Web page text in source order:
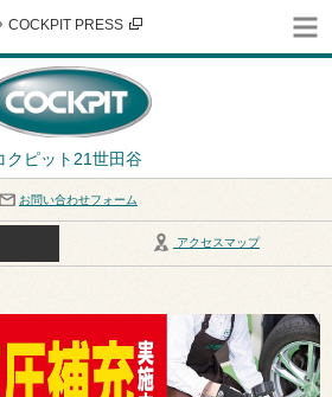
クピット21世田谷
COCKPIT PRESS
お問い合わせフォーム
アクセスマップ
になります。 / 定休日：8月定休日は火曜日、水曜日とな
ます。ご注意ください。